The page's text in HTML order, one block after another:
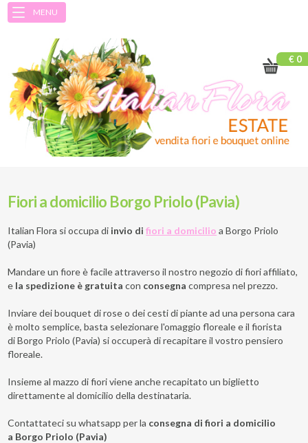
MENU
€ 0
Fiori a domicilio Borgo Priolo (Pavia)
Italian Flora si occupa di invio difiori a domicilio a Borgo Priolo
(Pavia)
Mandare un fiore è facile attraverso il nostro negozio di fiori affiliato,
e la spedizione è gratuita con consegna compresa nel prezzo.
Inviare dei bouquet di rose o dei cesti di piante ad una persona cara
è molto semplice, basta selezionare l'omaggio floreale e il fiorista
di Borgo Priolo (Pavia) si occuperà di recapitare il vostro pensiero
floreale.
Insieme al mazzo di fiori viene anche recapitato un biglietto
direttamente al domicilio della destinataria.
Contattateci su whatsapp per la consegna di fiori a domicilio
a Borgo Priolo (Pavia)